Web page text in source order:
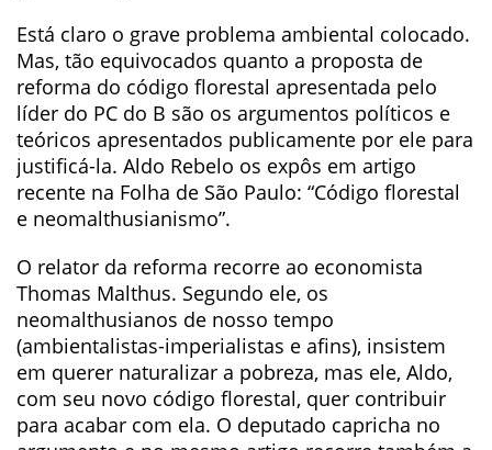
Está claro o grave problema ambiental colocado.
Mas, tão equivocados quanto a proposta de
reforma do código florestal apresentada pelo
líder do PC do B são os argumentos políticos e
teóricos apresentados publicamente por ele para
justificá-la. Aldo Rebelo os expôs em artigo
recente na Folha de São Paulo: “Código florestal
e neomalthusianismo”.
O relator da reforma recorre ao economista
Thomas Malthus. Segundo ele, os
neomalthusianos de nosso tempo
(ambientalistas-imperialistas e afins), insistem
em querer naturalizar a pobreza, mas ele, Aldo,
com seu novo código florestal, quer contribuir
para acabar com ela. O deputado capricha no